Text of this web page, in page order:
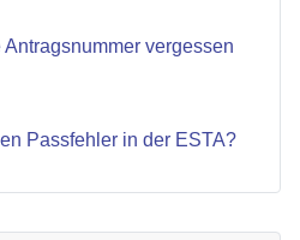
vergessen
Passfehler in der ESTA?